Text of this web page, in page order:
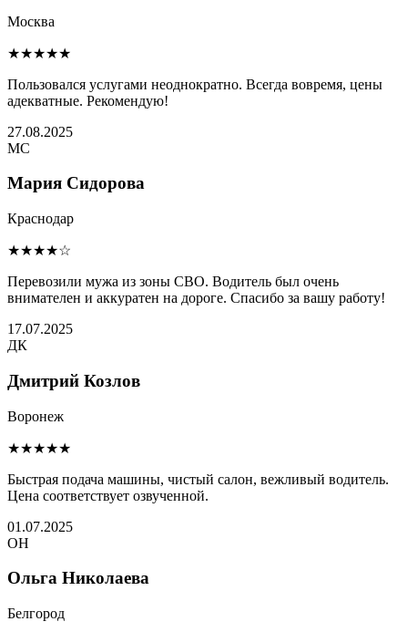
Москва
★★★★★
Пользовался услугами неоднократно. Всегда вовремя, цены
адекватные. Рекомендую!
27.08.2025
МС
Мария Сидорова
Краснодар
★★★★☆
Перевозили мужа из зоны СВО. Водитель был очень
внимателен и аккуратен на дороге. Спасибо за вашу работу!
17.07.2025
ДК
Дмитрий Козлов
Воронеж
★★★★★
Быстрая подача машины, чистый салон, вежливый водитель.
Цена соответствует озвученной.
01.07.2025
ОН
Ольга Николаева
Белгород